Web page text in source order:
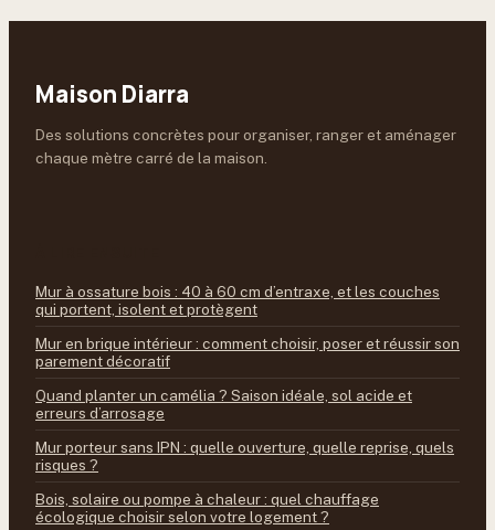
gel
Maison Diarra
Des solutions concrètes pour organiser, ranger et aménager
chaque mètre carré de la maison.
Mur à ossature bois : 40 à 60 cm d’entraxe, et les couches
qui portent, isolent et protègent
Mur en brique intérieur : comment choisir, poser et réussir son
parement décoratif
Quand planter un camélia ? Saison idéale, sol acide et
erreurs d’arrosage
Mur porteur sans IPN : quelle ouverture, quelle reprise, quels
risques ?
Bois, solaire ou pompe à chaleur : quel chauffage
écologique choisir selon votre logement ?